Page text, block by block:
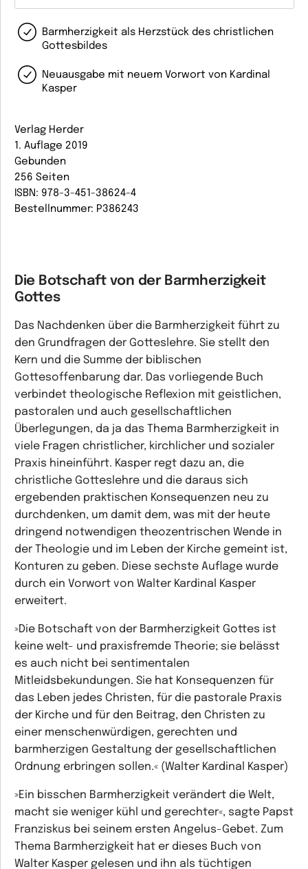
Barmherzigkeit als Herzstück des christlichen
Gottesbildes
Neuausgabe mit neuem Vorwort von Kardinal
Kasper
Verlag Herder
1. Auflage 2019
Gebunden
256 Seiten
ISBN: 978-3-451-38624-4
Bestellnummer: P386243
Die Botschaft von der Barmherzigkeit
Gottes
Das Nachdenken über die Barmherzigkeit führt zu
den Grundfragen der Gotteslehre. Sie stellt den
Kern und die Summe der biblischen
Gottesoffenbarung dar. Das vorliegende Buch
verbindet theologische Reflexion mit geistlichen,
pastoralen und auch gesellschaftlichen
Überlegungen, da ja das Thema Barmherzigkeit in
viele Fragen christlicher, kirchlicher und sozialer
Praxis hineinführt. Kasper regt dazu an, die
christliche Gotteslehre und die daraus sich
ergebenden praktischen Konsequenzen neu zu
durchdenken, um damit dem, was mit der heute
dringend notwendigen theozentrischen Wende in
der Theologie und im Leben der Kirche gemeint ist,
Konturen zu geben. Diese sechste Auflage wurde
durch ein Vorwort von Walter Kardinal Kasper
erweitert.
»Die Botschaft von der Barmherzigkeit Gottes ist
keine welt- und praxisfremde Theorie; sie belässt
es auch nicht bei sentimentalen
Mitleidsbekundungen. Sie hat Konsequenzen für
das Leben jedes Christen, für die pastorale Praxis
der Kirche und für den Beitrag, den Christen zu
einer menschenwürdigen, gerechten und
barmherzigen Gestaltung der gesellschaftlichen
Ordnung erbringen sollen.« (Walter Kardinal Kasper)
»Ein bisschen Barmherzigkeit verändert die Welt,
macht sie weniger kühl und gerechter«, sagte Papst
Franziskus bei seinem ersten Angelus-Gebet. Zum
Thema Barmherzigkeit hat er dieses Buch von
Walter Kasper gelesen und ihn als tüchtigen